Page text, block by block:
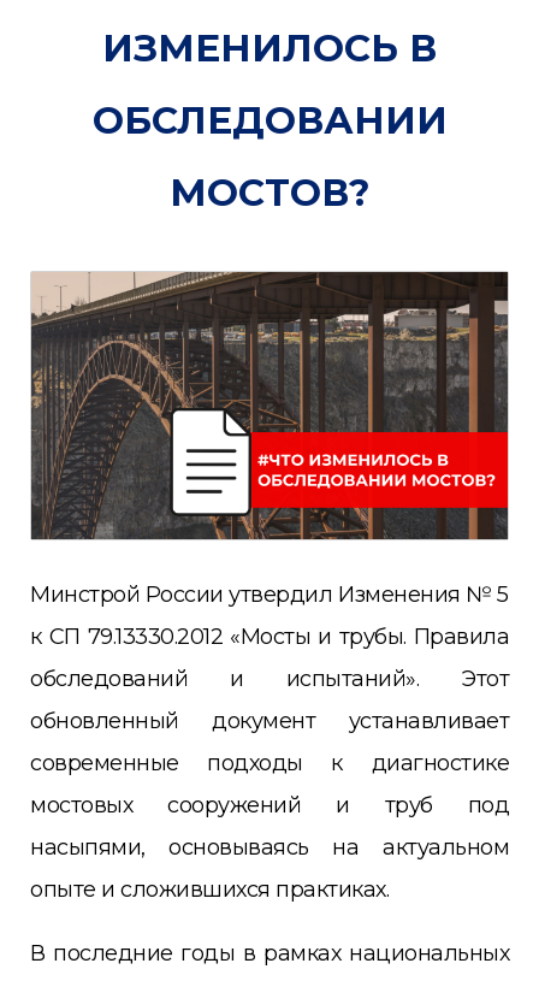
ИЗМЕНИЛОСЬ В
ОБСЛЕДОВАНИИ
МОСТОВ?
Минстрой России утвердил Изменения № 5
к СП 79.13330.2012 «Мосты и трубы. Правила
обследований и испытаний». Этот
обновленный документ устанавливает
современные подходы к диагностике
мостовых сооружений и труб под
насыпями, основываясь на актуальном
опыте и сложившихся практиках.
В последние годы в рамках национальных